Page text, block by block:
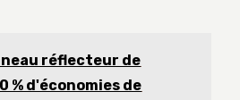
réflecteur de
% d'économies de